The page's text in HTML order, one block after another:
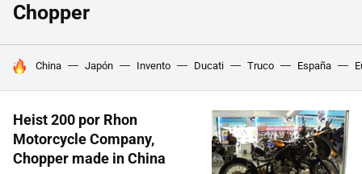
Chopper
HOY SE HABLA DE
China Japón Invento Ducati Truco España
Heist 200 por Rhon
Motorcycle Company,
Chopper made in China